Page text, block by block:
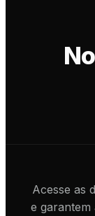
Acesse as
e garantem